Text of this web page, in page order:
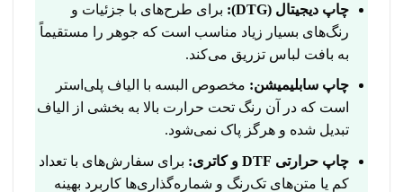
چاپ دیجیتال (DTG):
برای طرح‌های با جزئیات و
رنگ‌های بسیار زیاد مناسب است که جوهر را مستقیماً
به بافت لباس تزریق می‌کند.
چاپ سابلیمیشن: مخصوص البسه با الیاف پلی‌استر
است که در آن رنگ تحت حرارت بالا به بخشی از الیاف
تبدیل شده و هرگز پاک نمی‌شود.
چاپ حرارتی DTF و کاتری:
برای سفارش‌های با تعداد
کم یا متن‌های تک‌رنگ و شماره‌گذاری‌ها کاربرد بهینه